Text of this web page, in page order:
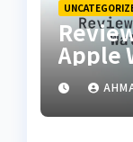
Apple
Meja)